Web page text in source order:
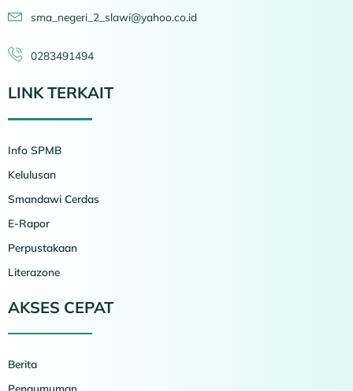
sma_negeri_2_slawi@yahoo.co.id
0283491494
LINK TERKAIT
Info SPMB
Kelulusan
Smandawi Cerdas
E-Rapor
Perpustakaan
Literazone
AKSES CEPAT
Berita